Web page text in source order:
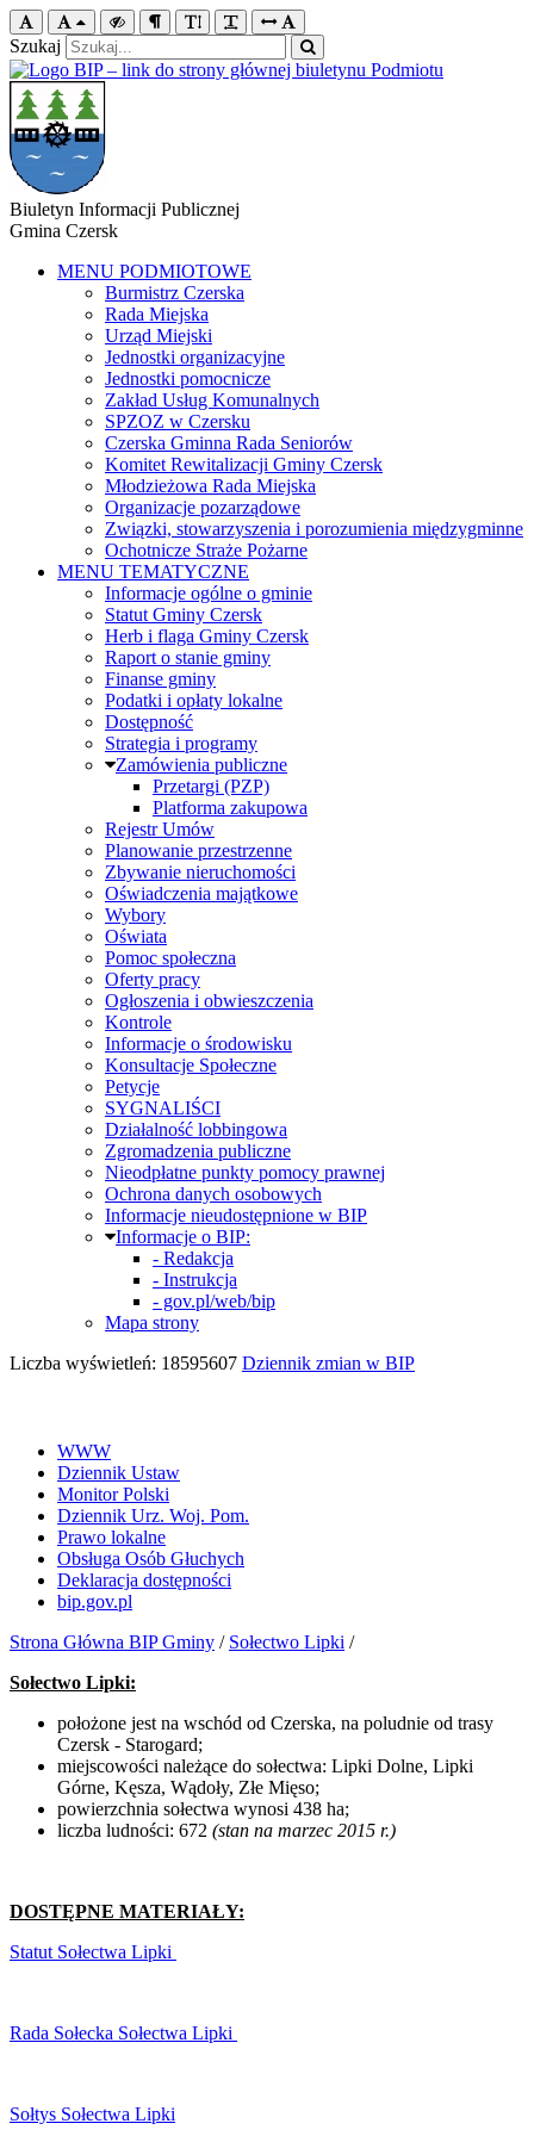
Szukaj
Biuletyn Informacji Publicznej
Gmina Czersk
MENU PODMIOTOWE
Burmistrz Czerska
Rada Miejska
Urząd Miejski
Jednostki organizacyjne
Jednostki pomocnicze
Zakład Usług Komunalnych
SPZOZ w Czersku
Czerska Gminna Rada Seniorów
Komitet Rewitalizacji Gminy Czersk
Młodzieżowa Rada Miejska
Organizacje pozarządowe
Związki, stowarzyszenia i porozumienia międzygminne
Ochotnicze Straże Pożarne
MENU TEMATYCZNE
Informacje ogólne o gminie
Statut Gminy Czersk
Herb i flaga Gminy Czersk
Raport o stanie gminy
Finanse gminy
Podatki i opłaty lokalne
Dostępność
Strategia i programy
Zamówienia publiczne
Przetargi (PZP)
Platforma zakupowa
Rejestr Umów
Planowanie przestrzenne
Zbywanie nieruchomości
Oświadczenia majątkowe
Wybory
Oświata
Pomoc społeczna
Oferty pracy
Ogłoszenia i obwieszczenia
Kontrole
Informacje o środowisku
Konsultacje Społeczne
Petycje
SYGNALIŚCI
Działalność lobbingowa
Zgromadzenia publiczne
Nieodpłatne punkty pomocy prawnej
Ochrona danych osobowych
Informacje nieudostępnione w BIP
Informacje o BIP:
- Redakcja
- Instrukcja
- gov.pl/web/bip
Mapa strony
Liczba wyświetleń: 18595607 Dziennik zmian w BIP
WWW
Dziennik Ustaw
Monitor Polski
Dziennik Urz. Woj. Pom.
Prawo lokalne
Obsługa Osób Głuchych
Deklaracja dostępności
bip.gov.pl
Strona Główna BIP Gminy / Sołectwo Lipki /
Sołectwo Lipki:
położone jest na wschód od Czerska, na poludnie od trasy
Czersk - Starogard;
miejscowości należące do sołectwa: Lipki Dolne, Lipki
Górne, Kęsza, Wądoły, Złe Mięso;
powierzchnia sołectwa wynosi 438 ha;
liczba ludności: 672 (stan na marzec 2015 r.)
DOSTĘPNE MATERIAŁY:
Statut Sołectwa Lipki
Rada Sołecka Sołectwa Lipki
Sołtys Sołectwa Lipki